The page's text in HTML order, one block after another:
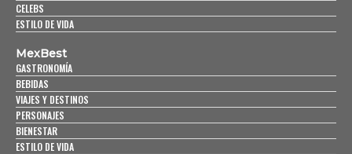
CELEBS
ESTILO DE VIDA
MexBest
GASTRONOMÍA
BEBIDAS
VIAJES Y DESTINOS
PERSONAJES
BIENESTAR
ESTILO DE VIDA